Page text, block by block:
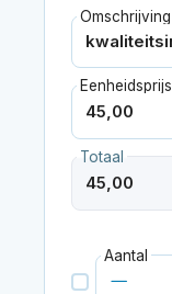
Omschrijving
Eenheidsprijs
Totaal
Aantal